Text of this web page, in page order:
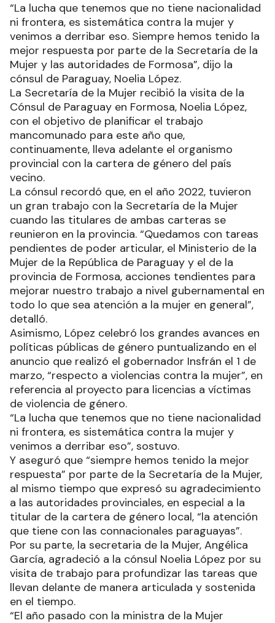
“La lucha que tenemos que no tiene nacionalidad
ni frontera, es sistemática contra la mujer y
venimos a derribar eso. Siempre hemos tenido la
mejor respuesta por parte de la Secretaría de la
Mujer y las autoridades de Formosa”, dijo la
cónsul de Paraguay, Noelia López.
La Secretaría de la Mujer recibió la visita de la
Cónsul de Paraguay en Formosa, Noelia López,
con el objetivo de planificar el trabajo
mancomunado para este año que,
continuamente, lleva adelante el organismo
provincial con la cartera de género del país
vecino.
La cónsul recordó que, en el año 2022, tuvieron
un gran trabajo con la Secretaría de la Mujer
cuando las titulares de ambas carteras se
reunieron en la provincia. “Quedamos con tareas
pendientes de poder articular, el Ministerio de la
Mujer de la República de Paraguay y el de la
provincia de Formosa, acciones tendientes para
mejorar nuestro trabajo a nivel gubernamental en
todo lo que sea atención a la mujer en general”,
detalló.
Asimismo, López celebró los grandes avances en
políticas públicas de género puntualizando en el
anuncio que realizó el gobernador Insfrán el 1 de
marzo, “respecto a violencias contra la mujer”, en
referencia al proyecto para licencias a víctimas
de violencia de género.
“La lucha que tenemos que no tiene nacionalidad
ni frontera, es sistemática contra la mujer y
venimos a derribar eso”, sostuvo.
Y aseguró que “siempre hemos tenido la mejor
respuesta” por parte de la Secretaría de la Mujer,
al mismo tiempo que expresó su agradecimiento
a las autoridades provinciales, en especial a la
titular de la cartera de género local, “la atención
que tiene con las connacionales paraguayas”.
Por su parte, la secretaria de la Mujer, Angélica
García, agradeció a la cónsul Noelia López por su
visita de trabajo para profundizar las tareas que
llevan delante de manera articulada y sostenida
en el tiempo.
“El año pasado con la ministra de la Mujer